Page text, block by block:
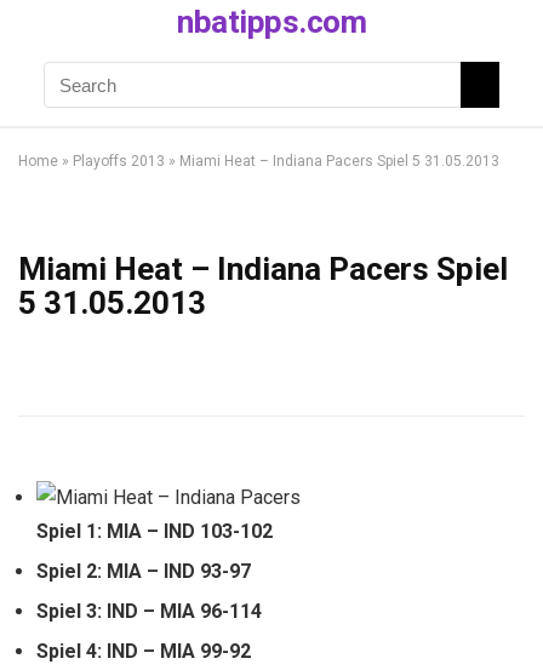
nbatipps.com
Home » Playoffs 2013 » Miami Heat – Indiana Pacers Spiel 5 31.05.2013
Miami Heat – Indiana Pacers Spiel
5 31.05.2013
Spiel 1: MIA – IND 103-102
Spiel 2: MIA – IND 93-97
Spiel 3: IND – MIA 96-114
Spiel 4: IND – MIA 99-92